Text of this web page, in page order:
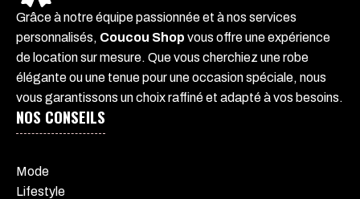
Grâce à notre équipe passionnée et à nos services
personnalisés, Coucou Shop vous offre une expérience
de location sur mesure. Que vous cherchiez une robe
élégante ou une tenue pour une occasion spéciale, nous
vous garantissons un choix raffiné et adapté à vos besoins.
NOS CONSEILS
Mode
Lifestyle